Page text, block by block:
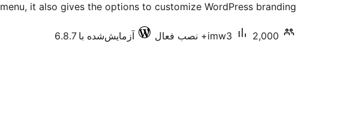
menu, it also gives the options to customize WordPress branding.
imw3 2,000+ نصب فعال آزمایش‌شده با 6.8.7